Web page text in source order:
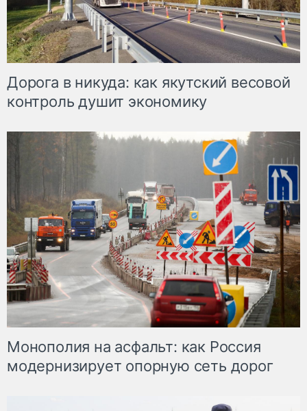
Дорога в никуда: как якутский весовой
контроль душит экономику
Монополия на асфальт: как Россия
модернизирует опорную сеть дорог